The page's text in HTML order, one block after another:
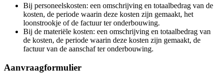
Bij personeelskosten: een omschrijving en totaalbedrag van de
kosten, de periode waarin deze kosten zijn gemaakt, het
loonstrookje of de factuur ter onderbouwing.
Bij de materiële kosten: een omschrijving en totaalbedrag van
de kosten, de periode waarin deze kosten zijn gemaakt, de
factuur van de aanschaf ter onderbouwing.
Aanvraagformulier